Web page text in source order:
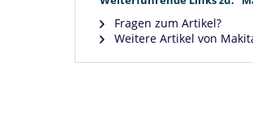
Fragen zum Artikel?
Weitere Artikel von